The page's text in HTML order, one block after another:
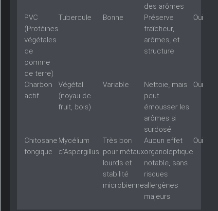
des arômes
PVC
(Protéines
végétales
de
pomme
de terre)
Tubercule Bonne
Préserve
fraîcheur,
arômes, et
structure
Oui
Charbon
actif
Végétal
(noyau de
fruit, bois)
Variable
Nettoie, mais
peut
émousser les
arômes si
surdosé
Oui
Chitosane
fongique
Mycélium
d’Aspergillus
Très bon
pour métaux
lourds et
stabilité
microbienne
Aucun effet
organoleptique
notable, sans
risques
allergènes
majeurs
Oui